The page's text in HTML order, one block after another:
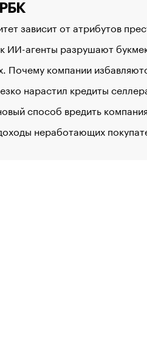
зависит от атрибутов
ИИ-агенты разрушают
Почему компании
нарастил кредиты
способ вредить
неработающих